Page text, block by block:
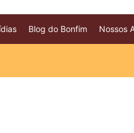
Blog do Bonfim Nossos